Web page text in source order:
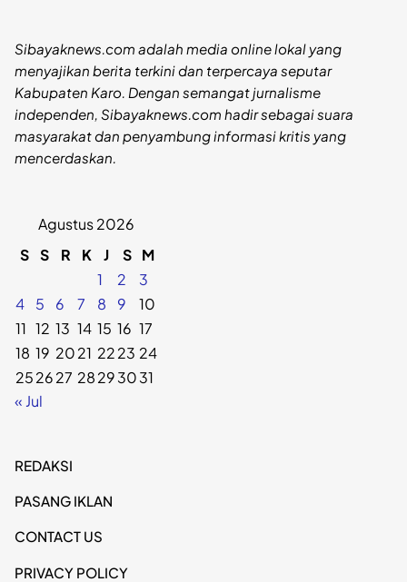
Sibayaknews.com adalah media online lokal yang
menyajikan berita terkini dan terpercaya seputar
Kabupaten Karo. Dengan semangat jurnalisme
independen, Sibayaknews.com hadir sebagai suara
masyarakat dan penyambung informasi kritis yang
mencerdaskan.
Agustus 2026
S S R K J S M
1
2
3
4
5 6 7 8 9
10
11 12 13 14 15 16 17
18 19 2021 2223 24
252627 28293031
« Jul
REDAKSI
PASANG IKLAN
CONTACT US
PRIVACY POLICY